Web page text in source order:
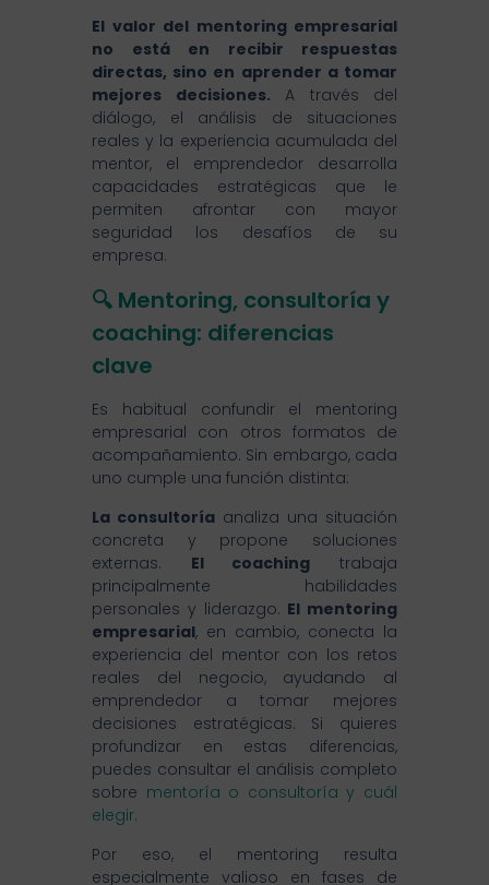
El valor del mentoring empresarial
no está en recibir respuestas
directas, sino en aprender a tomar
mejores decisiones. A través del
diálogo, el análisis de situaciones
reales y la experiencia acumulada del
mentor, el emprendedor desarrolla
capacidades estratégicas que le
permiten afrontar con mayor
seguridad los desafíos de su
empresa.
🔍 Mentoring, consultoría y
coaching: diferencias
clave
Es habitual confundir el mentoring
empresarial con otros formatos de
acompañamiento. Sin embargo, cada
uno cumple una función distinta:
La consultoría analiza una situación
concreta y propone soluciones
externas. El coaching trabaja
principalmente habilidades
personales y liderazgo. El mentoring
empresarial, en cambio, conecta la
experiencia del mentor con los retos
reales del negocio, ayudando al
emprendedor a tomar mejores
decisiones estratégicas. Si quieres
profundizar en estas diferencias,
puedes consultar el análisis completo
sobre mentoría o consultoría y cuál
elegir.
Por eso, el mentoring resulta
especialmente valioso en fases de